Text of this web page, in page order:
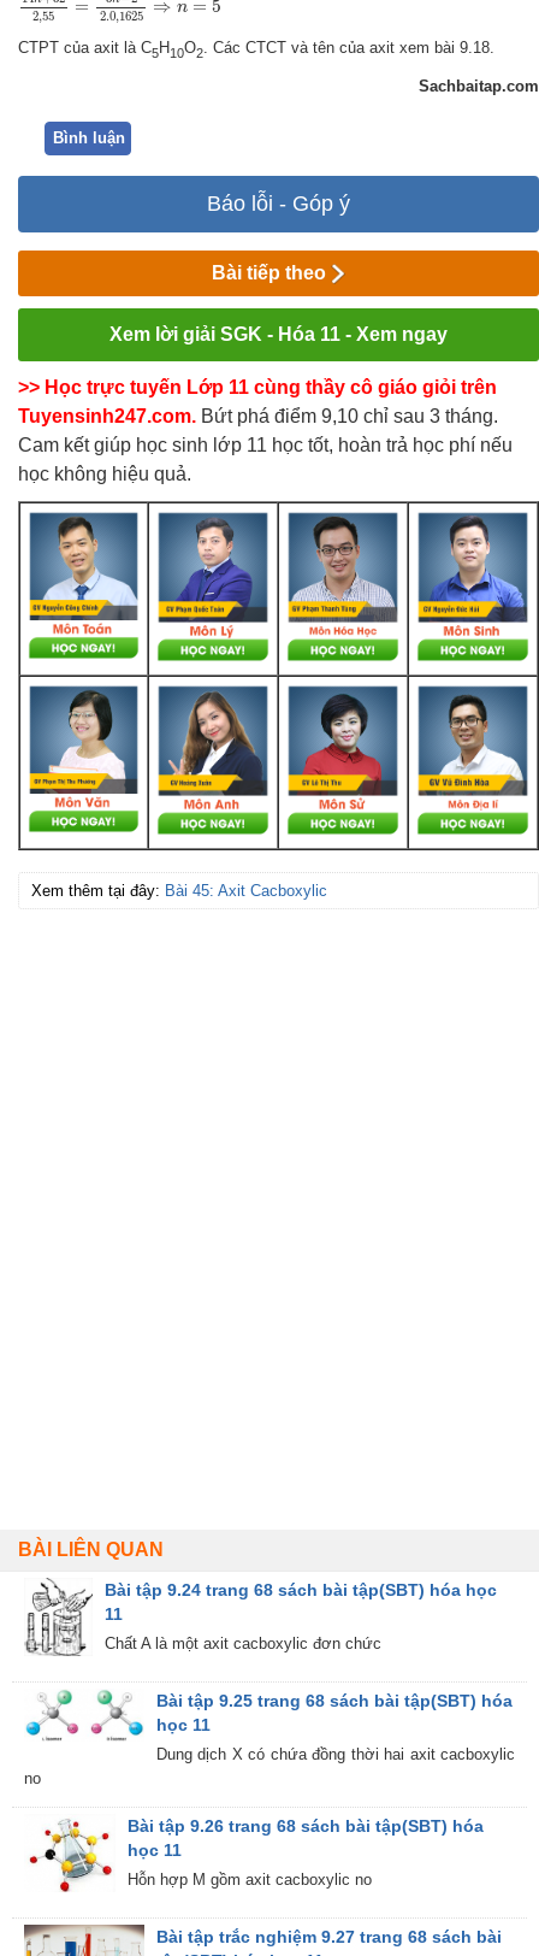
2,55 =
2.0,1625 ⇒ n = 5
CTPT của axit là C5H 10O2. Các CTCT và tên của axit xem bài 9.18.
Sachbaitap.com
Bình luận
Báo lỗi - Góp ý
Bài tiếp theo
Xem lời giải SGK - Hóa 11 - Xem ngay
>> Học trực tuyến Lớp 11 cùng thầy cô giáo giỏi trên
Tuyensinh247.com. Bứt phá điểm 9,10 chỉ sau 3 tháng.
Cam kết giúp học sinh lớp 11 học tốt, hoàn trả học phí nếu
học không hiệu quả.
Xem thêm tại đây: Bài 45: Axit Cacboxylic
BÀI LIÊN QUAN
Bài tập 9.24 trang 68 sách bài tập(SBT) hóa học
11
Chất A là một axit cacboxylic đơn chức
Bài tập 9.25 trang 68 sách bài tập(SBT) hóa
học 11
Dung dịch X có chứa đồng thời hai axit cacboxylic
no
Bài tập 9.26 trang 68 sách bài tập(SBT) hóa
học 11
Hỗn hợp M gồm axit cacboxylic no
Bài tập trắc nghiệm 9.27 trang 68 sách bài